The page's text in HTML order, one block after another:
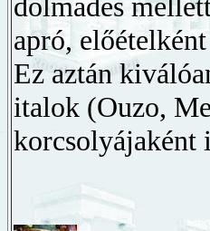
apró,
Ez aztán
italok (Ouzo,
korcsolyájaként